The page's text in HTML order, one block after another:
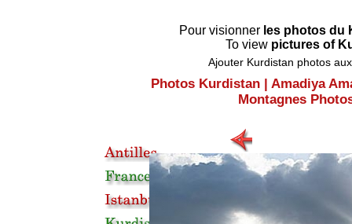
Pour visionner les photos du
To view pictures of
Ajouter Kurdistan photos
Photos Kurdistan| Amadiya
Montagnes